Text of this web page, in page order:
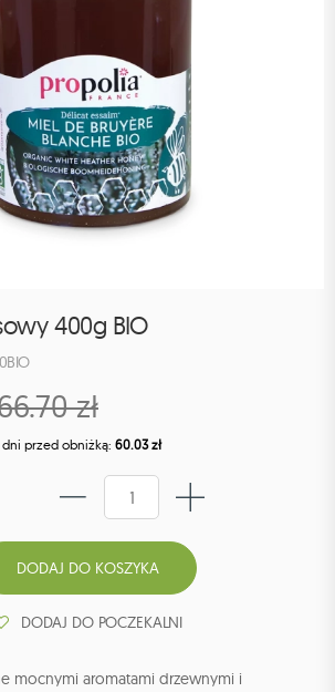
400g BIO
zł
dni przed obniżką: 60.03 zł
DODAJ DO POCZEKALNI
mocnymi aromatami drzewnymi i